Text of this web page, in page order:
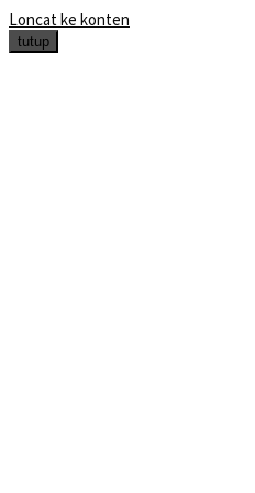
Loncat ke konten
tutup